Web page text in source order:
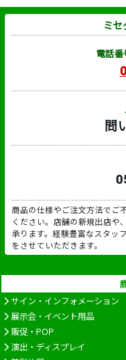
ミ
電話番
問
商品の仕様やご注文方法でご
ください。店舗の新規出店や
承ります。経験豊富なスタッ
をさせていただきます。
サイン・インフォメーション
展示会・イベント用品
販促・POP
演出・ディスプレイ